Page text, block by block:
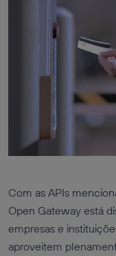
Com as APIs
Open Gateway está
empresas e
aproveitem